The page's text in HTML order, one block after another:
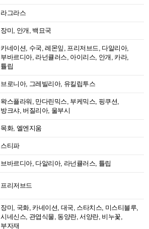
라그라스
장미, 안개, 백묘국
카네이션, 수국, 레몬잎, 프리저브드, 다알리아,
부바르디아, 라넌큘러스, 아이리스, 안개, 카라,
튤립
브로니아, 그레빌리아, 유킬립투스
왁스플라워, 만다린믹스, 부케믹스, 핑쿠션,
방크샤, 버질리아, 울부시
목화, 엘엔지움
스티파
브바르디아, 다알리아, 라넌큘러스, 튤립
프리저브드
장미, 국화, 카네이션, 대국, 스타치스, 미스티블루,
시네신스, 관엽식물, 동양란, 서양란, 비누꽃,
부자재